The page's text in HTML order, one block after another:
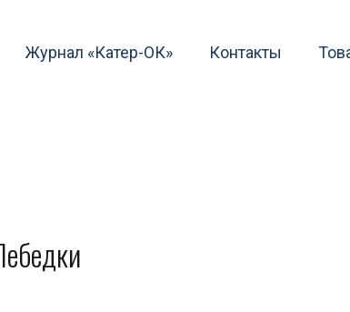
Журнал «Катер-ОК» Контакты